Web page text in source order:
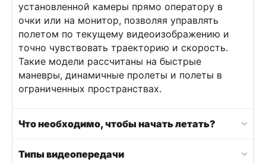
установленной камеры прямо оператору в
очки или на монитор, позволяя управлять
полетом по текущему видеоизображению и
точно чувствовать траекторию и скорость.
Такие модели рассчитаны на быстрые
маневры, динамичные пролеты и полеты в
ограниченных пространствах.
Что необходимо, чтобы начать летать?
Типы видеопередачи